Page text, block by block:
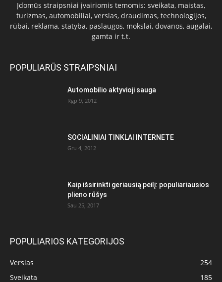
Įdomūs straipsniai įvairiomis temomis: sveikata, maistas,
turizmas, automobiliai, verslas, draudimas, technologijos,
rūbai, reklama, statyba, paslaugos, mokslai, dovanos, augalai,
gamta ir t.t.
POPULIARŪS STRAIPSNIAI
Automobilio aktyvioji sauga
Rgp 9, 2012
SOCIALINIAI TINKLAI INTERNETE
Gru 4, 2012
Kaip išsirinkti geriausią peilį: populiariausios
plieno rūšys
Sau 25, 2017
POPULIARIOS KATEGORIJOS
Verslas
254
Sveikata
185